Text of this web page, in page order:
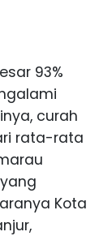
93%
curah
rata-rata
Kota